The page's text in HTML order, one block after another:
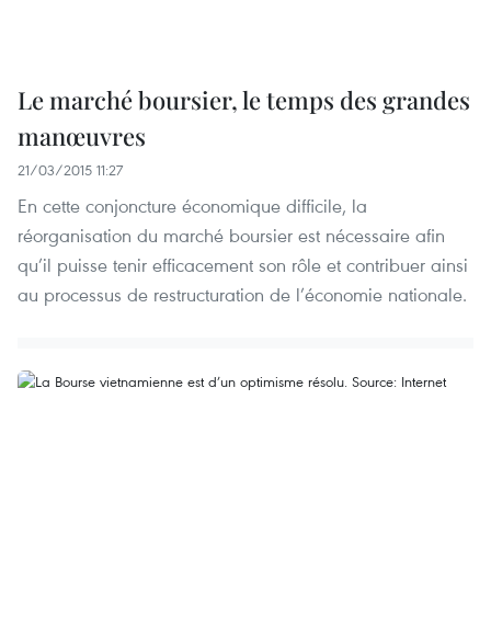
Le marché boursier, le temps des grandes
manœuvres
21/03/2015 11:27
En cette conjoncture économique difficile, la
réorganisation du marché boursier est nécessaire afin
qu’il puisse tenir efficacement son rôle et contribuer ainsi
au processus de restructuration de l’économie nationale.